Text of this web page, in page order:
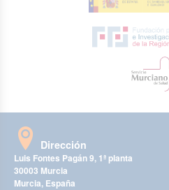
Dirección
Luis Fontes Pagán 9, 1ª planta
30003 Murcia
Murcia, España